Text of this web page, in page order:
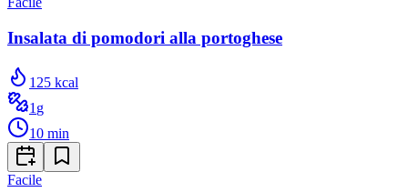
Insalata di pomodori alla portoghese
125 kcal
1 g
10 min
Facile